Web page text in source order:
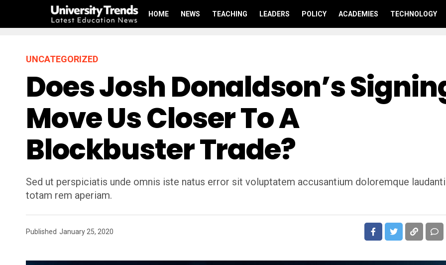
HOME NEWS TEACHING LEADERS POLICY ACADEMIES TECHNOLOGY
UNCATEGORIZED
Does Josh Donaldson’s
Move Us Closer To A
Blockbuster Trade?
Sed ut perspiciatis unde omnis iste natus error sit voluptatem accusantium doloremque
totam rem aperiam.
Published January 25, 2020